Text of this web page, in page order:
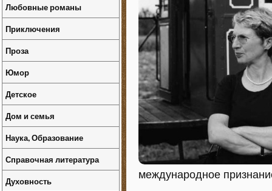
международное
Любовные романы
Приключения
Проза
Юмор
Детское
Дом и семья
Наука, Образование
Справочная литература
Духовность